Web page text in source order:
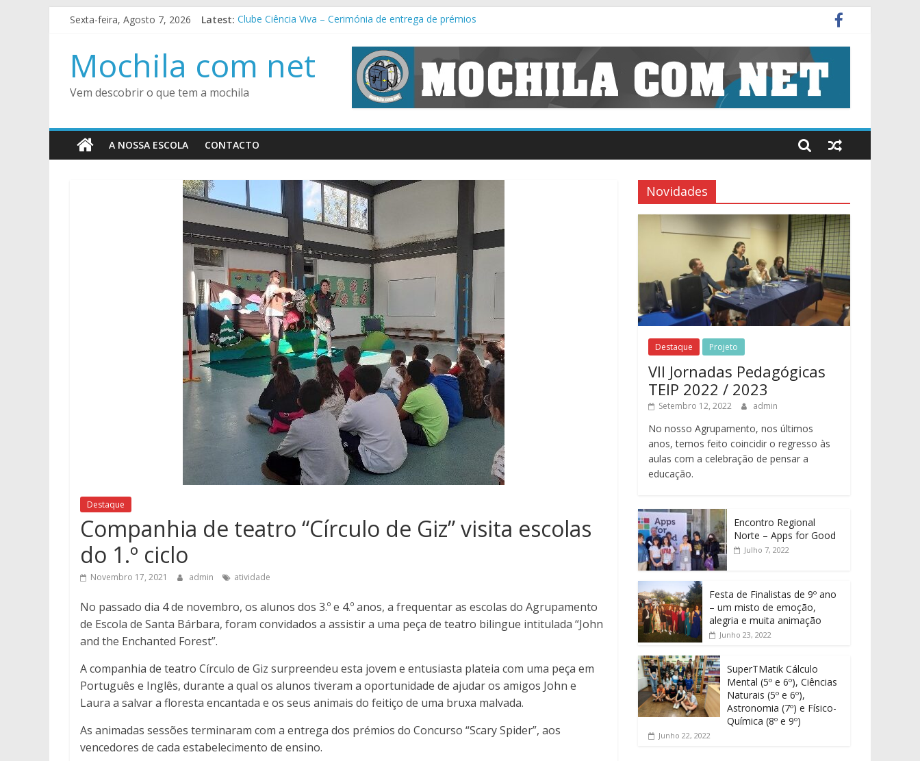
Sexta-feira, Agosto 7, 2026 Latest: Clube Ciência Viva – Cerimónia de entrega de prémios
Encontro Regional Norte – Apps for Good
Festa de Finalistas de 9º ano – um misto de emoção, alegria e muita animação
SuperTMatik Cálculo Mental (5º e 6º), Ciências Naturais (5º e 6º), Astronomia (7º) e Físico-Química (8º e 9º)
Mochila com net
Vem descobrir o que tem a mochila
A NOSSA ESCOLA CONTACTO
Destaque
Companhia de teatro “Círculo de Giz” visita escolas
do 1.º ciclo
Novembro 17, 2021 admin atividade
No passado dia 4 de novembro, os alunos dos 3.º e 4.º anos, a frequentar as escolas do Agrupamento
de Escola de Santa Bárbara, foram convidados a assistir a uma peça de teatro bilingue intitulada “John
and the Enchanted Forest”.
A companhia de teatro Círculo de Giz surpreendeu esta jovem e entusiasta plateia com uma peça em
Português e Inglês, durante a qual os alunos tiveram a oportunidade de ajudar os amigos John e
Laura a salvar a floresta encantada e os seus animais do feitiço de uma bruxa malvada.
As animadas sessões terminaram com a entrega dos prémios do Concurso “Scary Spider”, aos
vencedores de cada estabelecimento de ensino.
Novidades
Destaque Projeto
VII Jornadas Pedagógicas
TEIP 2022 / 2023
Setembro 12, 2022 admin
No nosso Agrupamento, nos últimos
anos, temos feito coincidir o regresso às
aulas com a celebração de pensar a
educação.
Encontro Regional
Norte – Apps for Good
Julho 7, 2022
Festa de Finalistas de 9º ano
– um misto de emoção,
alegria e muita animação
Junho 23, 2022
SuperTMatik Cálculo
Mental (5º e 6º), Ciências
Naturais (5º e 6º),
Astronomia (7º) e Físico-
Química (8º e 9º)
Junho 22, 2022